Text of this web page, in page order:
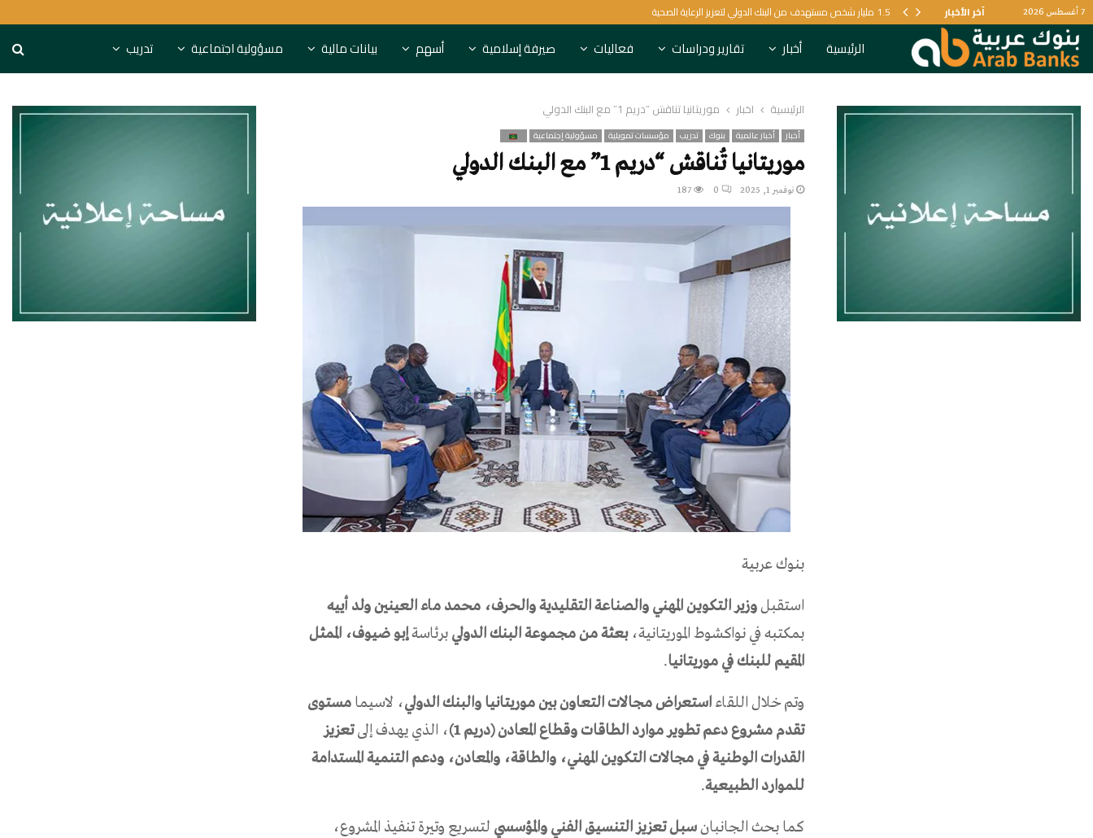
7 أغسطس 2026 آخر الأخبار 1.5 مليار شخص مستهدف من البنك الدولي لتعزيز الرعاية الصحية
الرئيسية أخبار تقارير ودراسات فعاليات صيرفة إسلامية أسهم بيانات مالية مسؤولية اجتماعية تدريب
الرئيسية أخبار موريتانيا تُناقش “دريم 1” مع البنك الدولي
أخبار أخبار عالمية بنوك تدريب مؤسسات تمويلية مسؤولية إجتماعية
موريتانيا تُناقش “دريم 1” مع البنك الدولي
نوفمبر 1, 2025 0
187
بنوك عربية
استقبلوزير التكوين المهني والصناعة التقليدية والحرف، محمد ماء العينين ولد أييه
بمكتبه في نواكشوط الموريتانية،بعثة من مجموعة البنك الدولي برئاسةإبو ضيوف، الممثل
المقيم للبنك في موريتانيا.
وتم خلال اللقاءاستعراض مجالات التعاون بين موريتانيا والبنك الدولي، لاسيما مستوى
تقدم مشروع دعم تطوير موارد الطاقات وقطاع المعادن (دريم 1)
، الذي يهدف إلىتعزيز
القدرات الوطنية في مجالات التكوين المهني، والطاقة، والمعادن، ودعم التنمية المستدامة
للموارد الطبيعية.
كما بحث الجانبانسبل تعزيز التنسيق الفني والمؤسسي لتسريع وتيرة تنفيذ المشروع،